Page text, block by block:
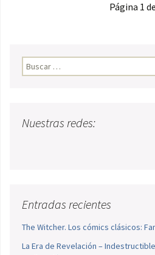
Página 1
Buscar:
Nuestras redes:
Entradas recientes
The Witcher. Los cómics clásicos:
La Era de Revelación –